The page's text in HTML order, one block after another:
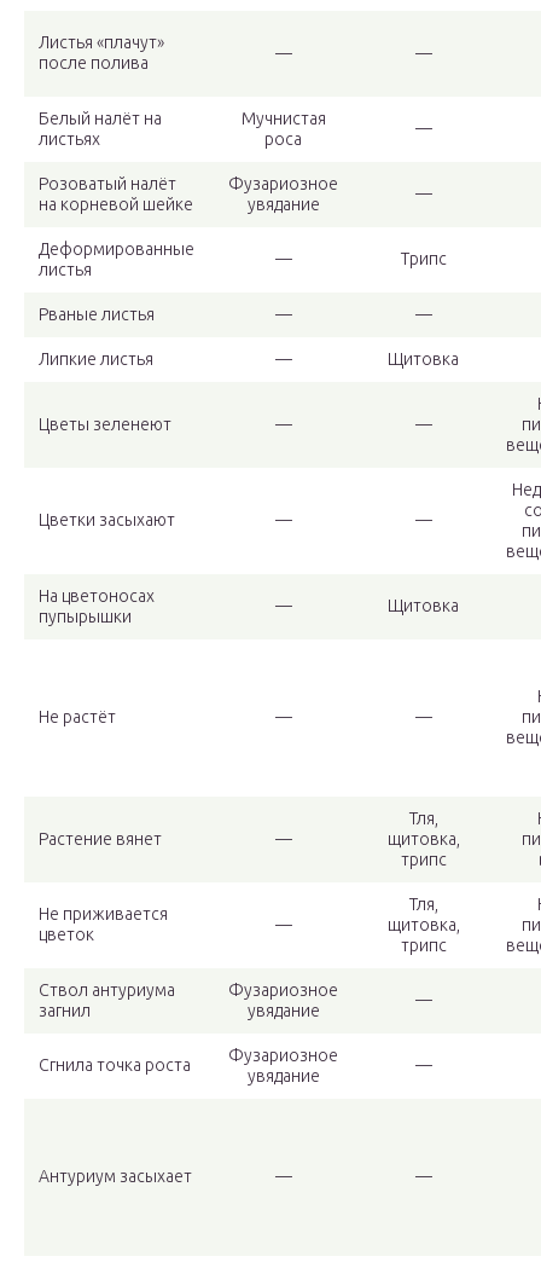
Листья «плачут»
после полива
— —
Белый налёт на
листьях
Мучнистая
роса
—
Розоватый налёт
на корневой шейке
Фузариозное
увядание
—
Деформированные
листья
— Трипс
Рваные листья — —
Липкие листья — Щитовка
Цветы зеленеют — —
Цветки засыхают — —
На цветоносах
пупырышки
— Щитовка
Не растёт — —
Растение вянет —
Тля,
щитовка,
трипс
Не приживается
цветок
—
Тля,
щитовка,
трипс
Ствол антуриума
загнил
Фузариозное
увядание
—
Сгнила точка роста
Фузариозное
увядание
—
Антуриум засыхает — —